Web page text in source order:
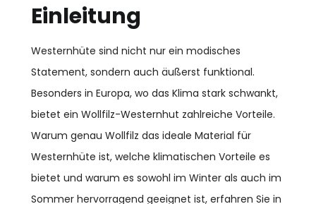
Einleitung
Westernhüte sind nicht nur ein modisches
Statement, sondern auch äußerst funktional.
Besonders in Europa, wo das Klima stark schwankt,
bietet ein Wollfilz-Westernhut zahlreiche Vorteile.
Warum genau Wollfilz das ideale Material für
Westernhüte ist, welche klimatischen Vorteile es
bietet und warum es sowohl im Winter als auch im
Sommer hervorragend geeignet ist, erfahren Sie in